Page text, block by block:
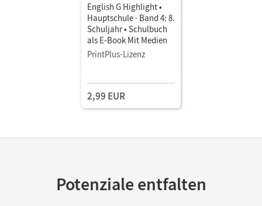
English G Highlight •
Hauptschule · Band 4: 8.
Schuljahr • Schulbuch
als E-Book Mit Medien
PrintPlus-Lizenz
2,99 EUR
Potenziale entfalten